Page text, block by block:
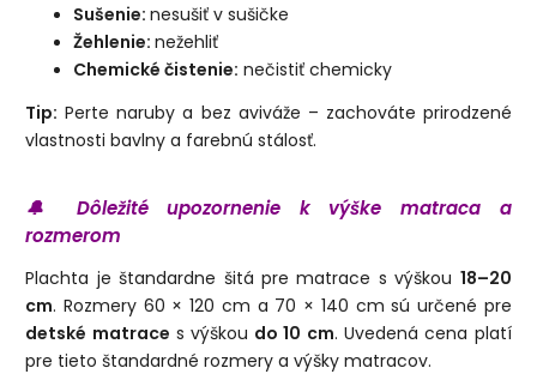
Sušenie:nesušiť v sušičke
Žehlenie:nežehliť
Chemické čistenie: nečistiť chemicky
Tip: Perte naruby a bez aviváže – zachováte prirodzené
vlastnosti bavlny a farebnú stálosť.
🔔 Dôležité upozornenie k výške matraca a
rozmerom
Plachta je štandardne šitá pre matrace s výškou 18–20
cm. Rozmery 60 × 120 cm a 70 × 140 cm sú určené pre
detské matrace s výškou do 10 cm. Uvedená cena platí
pre tieto štandardné rozmery a výšky matracov.